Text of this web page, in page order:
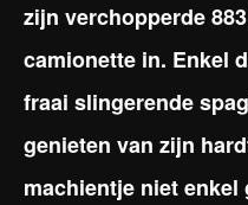
zijn verchopperde
camionette in. Enkel
fraai slingerende
genieten van zijn
machientje niet